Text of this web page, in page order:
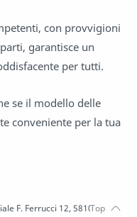
con provvigioni
garantisce un
per tutti.
se il modello delle
conveniente per la tua
F. Ferrucci 12, 58100